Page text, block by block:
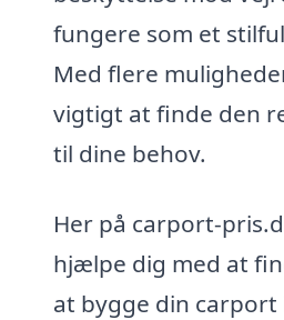
fungere som et
Med flere
vigtigt at finde den
til dine behov.
Her på carport-
hjælpe dig med at
at bygge din carport